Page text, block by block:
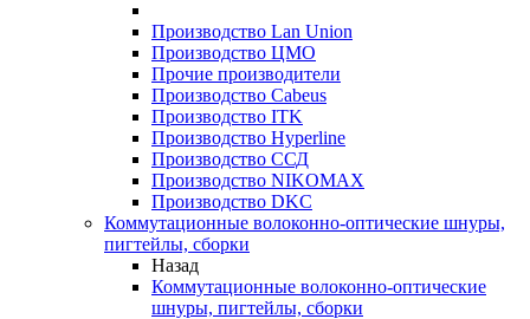
Производство Lan Union
Производство ЦМО
Прочие производители
Производство Cabeus
Производство ITK
Производство Hyperline
Производство ССД
Производство NIKOMAX
Производство DKC
Коммутационные волоконно-оптические шнуры,
пигтейлы, сборки
Назад
Коммутационные волоконно-оптические
шнуры, пигтейлы, сборки